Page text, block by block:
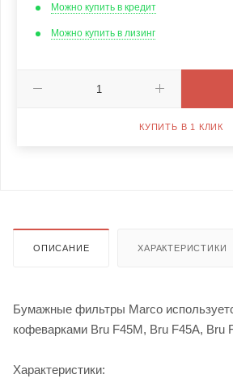
Можно купить в кредит
Можно купить в лизинг
КУПИТЬ В 1 КЛИК
ОПИСАНИЕ ХАРАКТЕРИСТИКИ
Бумажные фильтры Marco
кофеварками Bru F45M, Bru F45A, Bru
Характеристики: